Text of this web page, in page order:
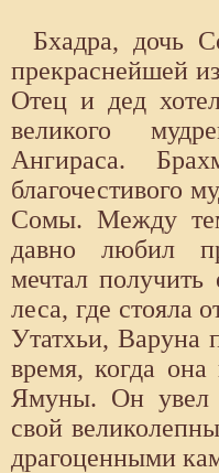
Бхадра, дочь
прекраснейшей
Отец и дед
великого
Ангираса.
благочестивого
Сомы. Между
давно любил
мечтал
леса, где стояла
Утатхьи, Варуна
время, когда она
Ямуны. Он увел
свой
драгоценными